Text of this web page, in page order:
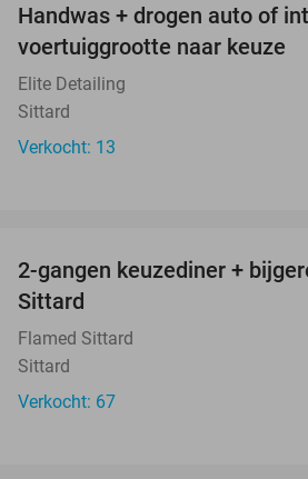
Handwas + drogen auto of
voertuiggrootte naar keuze
Elite Detailing
Sittard
Verkocht: 13
2-gangen keuzediner +
Sittard
Flamed Sittard
Sittard
Verkocht: 67